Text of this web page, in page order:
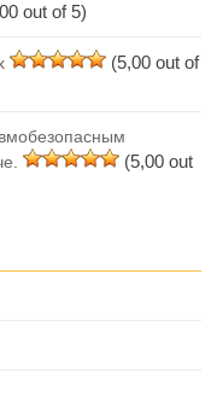
out of 5)
(5,00 out of
(5,00 out